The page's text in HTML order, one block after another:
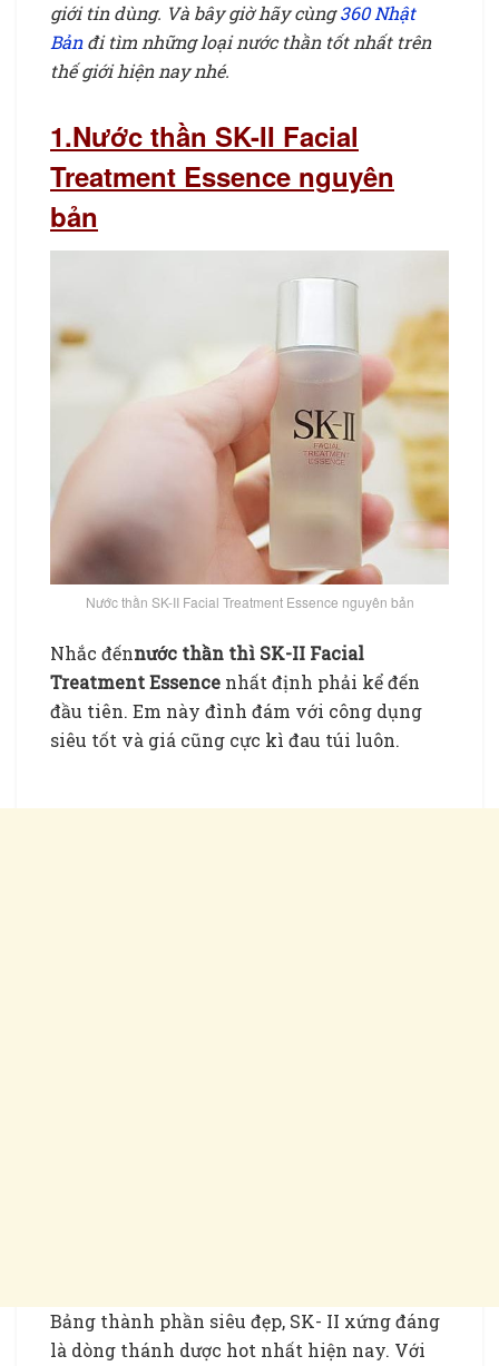
giới tin dùng. Và bây giờ hãy cùng360 Nhật
Bảnđi tìm những loại nước thần tốt nhất trên
thế giới hiện nay nhé.
1.Nước thần SK-II Facial
Treatment Essence nguyên
bản
Nước thần SK-II Facial Treatment Essence nguyên bản
Nhắc đếnnước thần thì SK-II Facial
Treatment Essence nhất định phải kể đến
đầu tiên. Em này đình đám với công dụng
siêu tốt và giá cũng cực kì đau túi luôn.
Bảng thành phần siêu đẹp, SK- II xứng đáng
là dòng thánh dược hot nhất hiện nay. Với